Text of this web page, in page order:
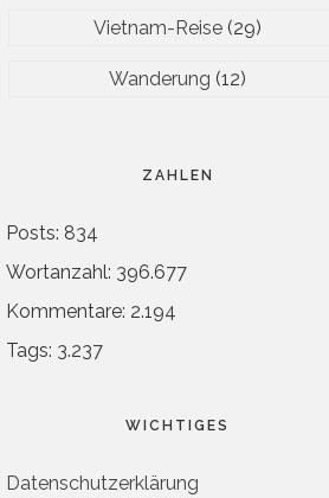
Vietnam-Reise (29)
Wanderung (12)
ZAHLEN
Posts: 834
Wortanzahl: 396.677
Kommentare: 2.194
Tags: 3.237
WICHTIGES
Datenschutzerklärung